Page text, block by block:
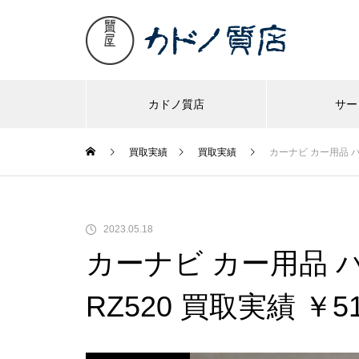
カドノ質店 サ
買取実績 買取実績 カーナビ カー用品
2023.05.18
カーナビ カー用品
RZ520 買取実績 ￥